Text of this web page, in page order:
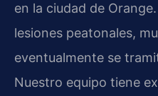
en la ciudad de
lesiones peatonales,
eventualmente se
Nuestro equipo tiene